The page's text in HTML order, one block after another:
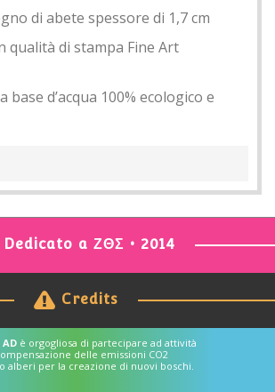
di abete spessore di 1,7 cm
qualità di stampa Fine Art
base d’acqua 100% ecologico e
Dedicato a ΖΘΣ • 2014
Credits
è orgogliosa di partecipare ad attività
delle emissioni CO2
alberi per la creazione di nuovi boschi.